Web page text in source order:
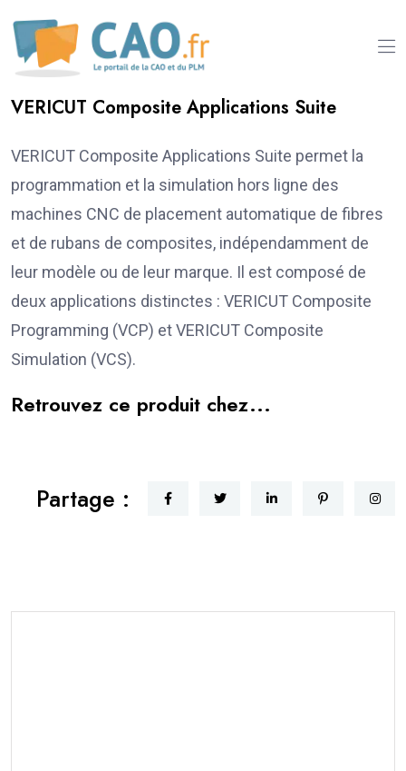
VERICUT Composite Applications Suite
VERICUT Composite Applications Suite permet la
programmation et la simulation hors ligne des
machines CNC de placement automatique de fibres
et de rubans de composites, indépendamment de
leur modèle ou de leur marque. Il est composé de
deux applications distinctes : VERICUT Composite
Programming (VCP) et VERICUT Composite
Simulation (VCS).
Retrouvez ce produit chez...
Partage :